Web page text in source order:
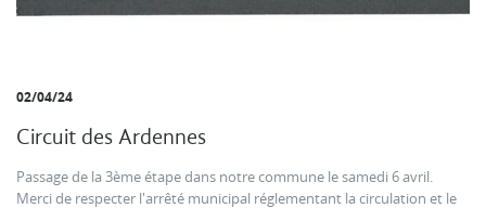
02/04/24
Circuit des Ardennes
Passage de la 3ème étape dans notre commune le samedi 6 avril.
Merci de respecter l'arrêté municipal réglementant la circulation et le